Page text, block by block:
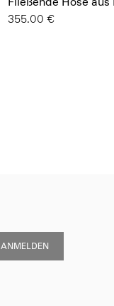
355.00 €
ANMELDEN